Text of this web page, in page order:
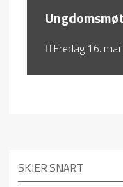
Fredag 16.
SKJER SNART